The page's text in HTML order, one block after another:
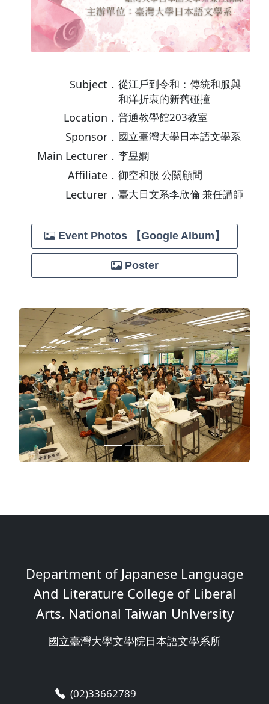
Subject． 從江戶到令和：傳統和服與
和洋折衷的新舊碰撞
Location． 普通教學館203教室
Sponsor． 國立臺灣大學日本語文學系
Main Lecturer． 李昱嫻
Affiliate． 御空和服 公關顧問
Lecturer． 臺大日文系李欣倫 兼任講師
Event Photos 【Google Album】
Poster
Previous Next
Department of Japanese Language
And Literature College of Liberal
Arts. National Taiwan Unlversity
國立臺灣大學文學院日本語文學系所
(02)33662789